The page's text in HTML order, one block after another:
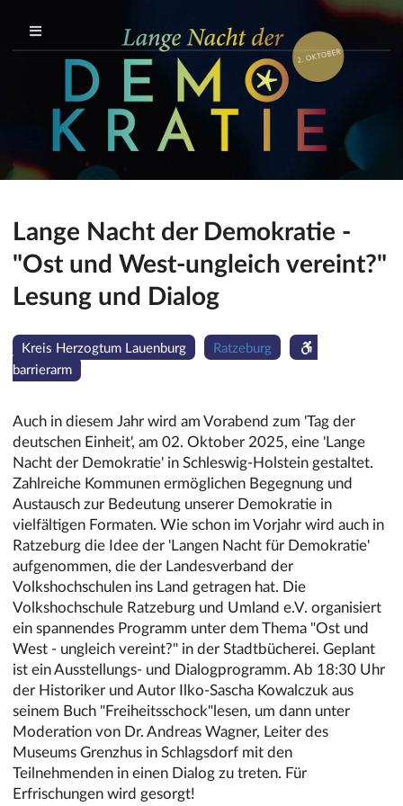
Lange Nacht der Demokratie -
"Ost und West-ungleich vereint?"
Lesung und Dialog
Kreis Herzogtum Lauenburg
Ratzeburg
barrierarm
Auch in diesem Jahr wird am Vorabend zum 'Tag der
deutschen Einheit', am 02. Oktober 2025, eine 'Lange
Nacht der Demokratie' in Schleswig-Holstein gestaltet.
Zahlreiche Kommunen ermöglichen Begegnung und
Austausch zur Bedeutung unserer Demokratie in
vielfältigen Formaten. Wie schon im Vorjahr wird auch in
Ratzeburg die Idee der 'Langen Nacht für Demokratie'
aufgenommen, die der Landesverband der
Volkshochschulen ins Land getragen hat. Die
Volkshochschule Ratzeburg und Umland e.V. organisiert
ein spannendes Programm unter dem Thema "Ost und
West - ungleich vereint?" in der Stadtbücherei. Geplant
ist ein Ausstellungs- und Dialogprogramm. Ab 18:30 Uhr
der Historiker und Autor Ilko-Sascha Kowalczuk aus
seinem Buch "Freiheitsschock"lesen, um dann unter
Moderation von Dr. Andreas Wagner, Leiter des
Museums Grenzhus in Schlagsdorf mit den
Teilnehmenden in einen Dialog zu treten. Für
Erfrischungen wird gesorgt!